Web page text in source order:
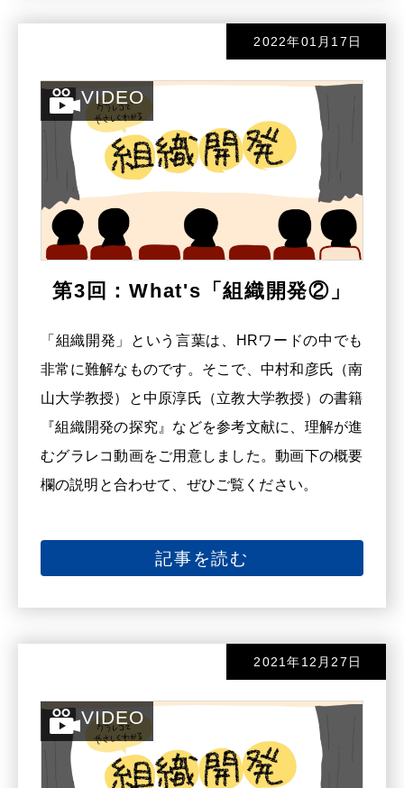
2022年01月17日
VIDEO
第3回：What's「組織開発②」
「組織開発」という言葉は、HRワードの中でも
非常に難解なものです。そこで、中村和彦氏（南
山大学教授）と中原淳氏（立教大学教授）の書籍
『組織開発の探究』などを参考文献に、理解が進
むグラレコ動画をご用意しました。動画下の概要
欄の説明と合わせて、ぜひご覧ください。
記事を読む
2021年12月27日
VIDEO